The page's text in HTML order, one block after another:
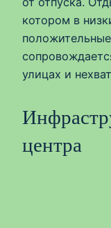
котором в
улицах и
центра